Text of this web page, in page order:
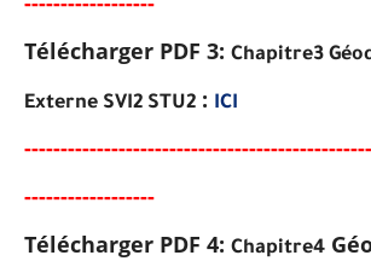
Télécharger PDF 3: Chapitre3
Externe SVI2 STU2 : ICI
---------------------------
------------------
Télécharger PDF 4: Chapitre4